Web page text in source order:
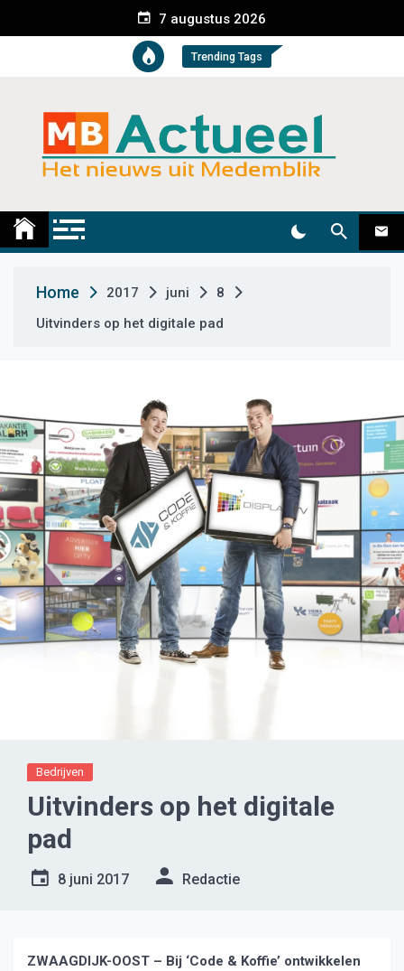
e
t
7 augustus 2026
Trending Tags
Medemblik Actueel
Home 2017 juni
8
Uitvinders op het digitale pad
Bedrijven
Uitvinders op het digitale
pad
8 juni 2017 Redactie
ZWAAGDIJK-OOST – Bij ‘Code & Koffie’ ontwikkelen